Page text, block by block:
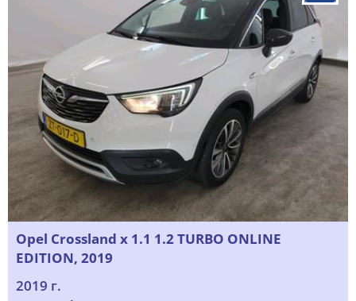
Opel Crossland x 1.1 1.2 TURBO ONLINE
EDITION, 2019
2019 г.